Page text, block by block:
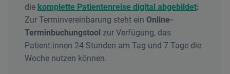
die komplette Patientenreise digital abgebildet:
Zur Terminvereinbarung steht ein Online-
Terminbuchungstool zur Verfügung, das
Patient:innen 24 Stunden am Tag und 7 Tage die
Woche nutzen können.